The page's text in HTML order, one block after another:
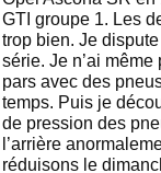
GTI groupe 1. Les
trop bien. Je
série. Je n’ai même
pars avec des
temps. Puis je
de pression des
l’arrière
réduisons le